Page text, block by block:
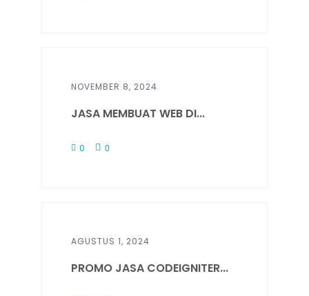
NOVEMBER 8, 2024
JASA MEMBUAT WEB DI...
0 0
AGUSTUS 1, 2024
PROMO JASA CODEIGNITER...